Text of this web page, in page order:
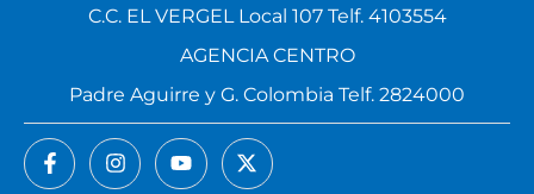
C.C. EL VERGEL Local 107 Telf. 4103554
AGENCIA CENTRO
Padre Aguirre y G. Colombia Telf. 2824000